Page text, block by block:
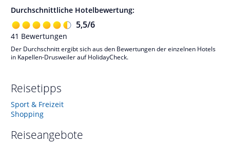
Durchschnittliche Hotelbewertung:
5,5/6
41 Bewertungen
Der Durchschnitt ergibt sich aus den Bewertungen der einzelnen Hotels
in Kapellen-Drusweiler auf HolidayCheck.
Reisetipps
Sport & Freizeit
Shopping
Reiseangebote